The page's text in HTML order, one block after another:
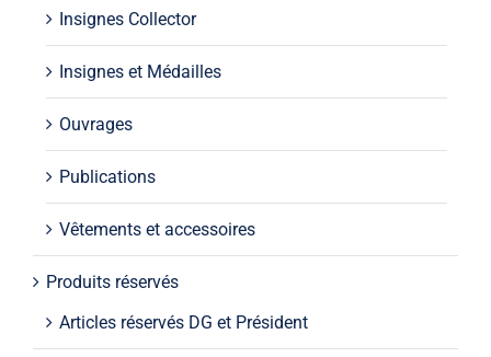
Insignes Collector
Insignes et Médailles
Ouvrages
Publications
Vêtements et accessoires
Produits réservés
Articles réservés DG et Président